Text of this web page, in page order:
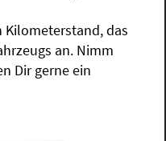
Kilometerstand, das
an. Nimm
Dir gerne ein